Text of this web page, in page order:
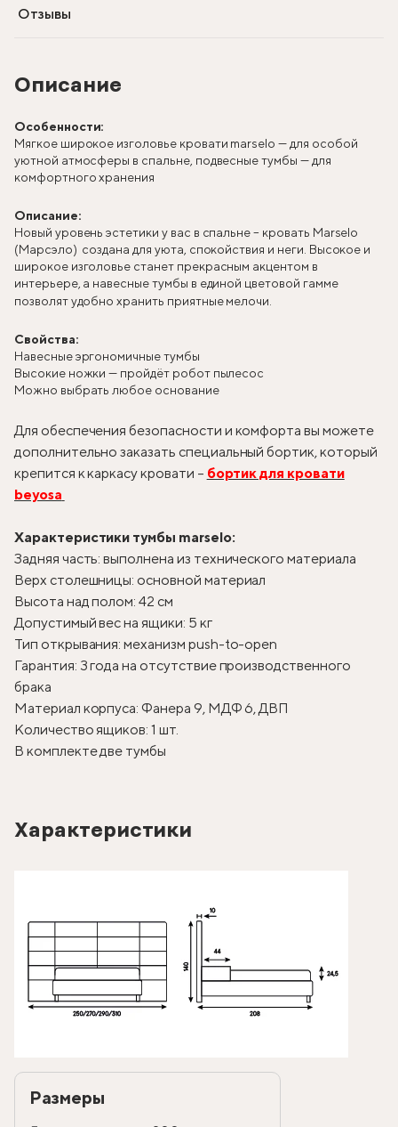
Описание
Особенности:
Мягкое широкое изголовье кровати marselo — для особой
уютной атмосферы в спальне, подвесные тумбы — для
комфортного хранения
Описание:
Новый уровень эстетики у вас в спальне – кровать Marselo
(Марсэло) создана для уюта, спокойствия и неги. Высокое и
широкое изголовье станет прекрасным акцентом в
интерьере, а навесные тумбы в единой цветовой гамме
позволят удобно хранить приятные мелочи.
Свойства:
Навесные эргономичные тумбы
Высокие ножки — пройдёт робот пылесос
Можно выбрать любое основание
Для обеспечения безопасности и комфорта вы можете
дополнительно заказать специальный бортик, который
крепится к каркасу кровати – бортик для кровати
beyosa
Характеристики тумбы marselo:
Задняя часть: выполнена из технического материала
Верх столешницы: основной материал
Высота над полом: 42 см
Допустимый вес на ящики: 5 кг
Тип открывания: механизм push-to-open
Гарантия: 3 года на отсутствие производственного
брака
Материал корпуса: Фанера 9, МДФ 6, ДВП
Количество ящиков: 1 шт.
В комплекте две тумбы
Характеристики
Размеры
Отзывы